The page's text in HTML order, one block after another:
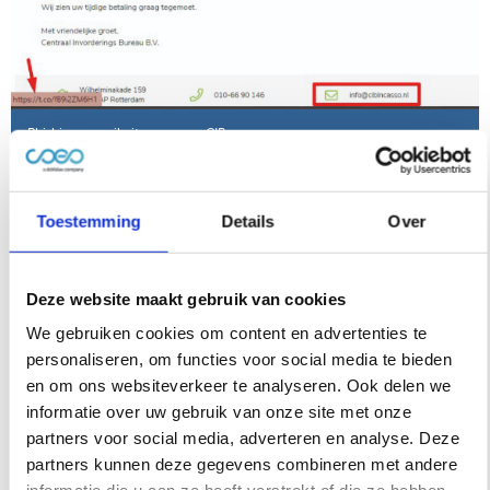
Toestemming Details Over
Deze website maakt gebruik van cookies
We gebruiken cookies om content en advertenties te
personaliseren, om functies voor social media te bieden
en om ons websiteverkeer te analyseren. Ook delen we
informatie over uw gebruik van onze site met onze
partners voor social media, adverteren en analyse. Deze
partners kunnen deze gegevens combineren met andere
Phishing e-mail uit naam van CIB
verzoeken u om niet te betalen als de herkomst van de e-
advies om hiervan onmiddellijk aangifte te doen bij de
Daarnaast willen wij u verzoeken om de phishing mail
door te sturen naar FG@coeo-incasso.nl, zodat coeo
Incasso hier meer onderzoek naar kan doen.